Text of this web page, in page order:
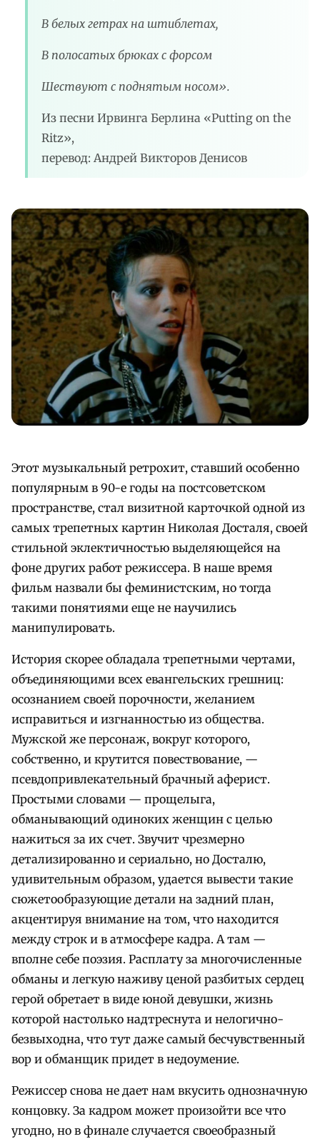
В белых гетрах на штиблетах,
В полосатых брюках с форсом
Шествуют с поднятым носом».
Из песни Ирвинга Берлина «Putting on the
Ritz»,
перевод: Андрей Викторов Денисов
Этот музыкальный ретрохит, ставший особенно
популярным в 90-е годы на постсоветском
пространстве, стал визитной карточкой одной из
самых трепетных картин Николая Досталя, своей
стильной эклектичностью выделяющейся на
фоне других работ режиссера. В наше время
фильм назвали бы феминистским, но тогда
такими понятиями еще не научились
манипулировать.
История скорее обладала трепетными чертами,
объединяющими всех евангельских грешниц:
осознанием своей порочности, желанием
исправиться и изгнанностью из общества.
Мужской же персонаж, вокруг которого,
собственно, и крутится повествование, —
псевдопривлекательный брачный аферист.
Простыми словами — прощелыга,
обманывающий одиноких женщин с целью
нажиться за их счет. Звучит чрезмерно
детализированно и сериально, но Досталю,
удивительным образом, удается вывести такие
сюжетообразующие детали на задний план,
акцентируя внимание на том, что находится
между строк и в атмосфере кадра. А там —
вполне себе поэзия. Расплату за многочисленные
обманы и легкую наживу ценой разбитых сердец
герой обретает в виде юной девушки, жизнь
которой настолько надтреснута и нелогично-
безвыходна, что тут даже самый бесчувственный
вор и обманщик придет в недоумение.
Режиссер снова не дает нам вкусить однозначную
концовку. За кадром может произойти все что
угодно, но в финале случается своеобразный